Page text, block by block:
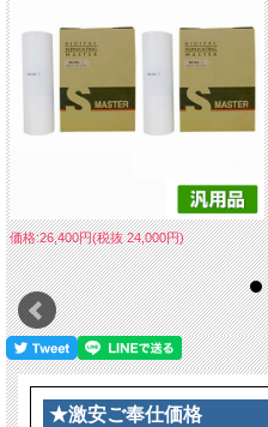
価格:26,400円(税抜 24,000円)
★激安ご奉仕価格